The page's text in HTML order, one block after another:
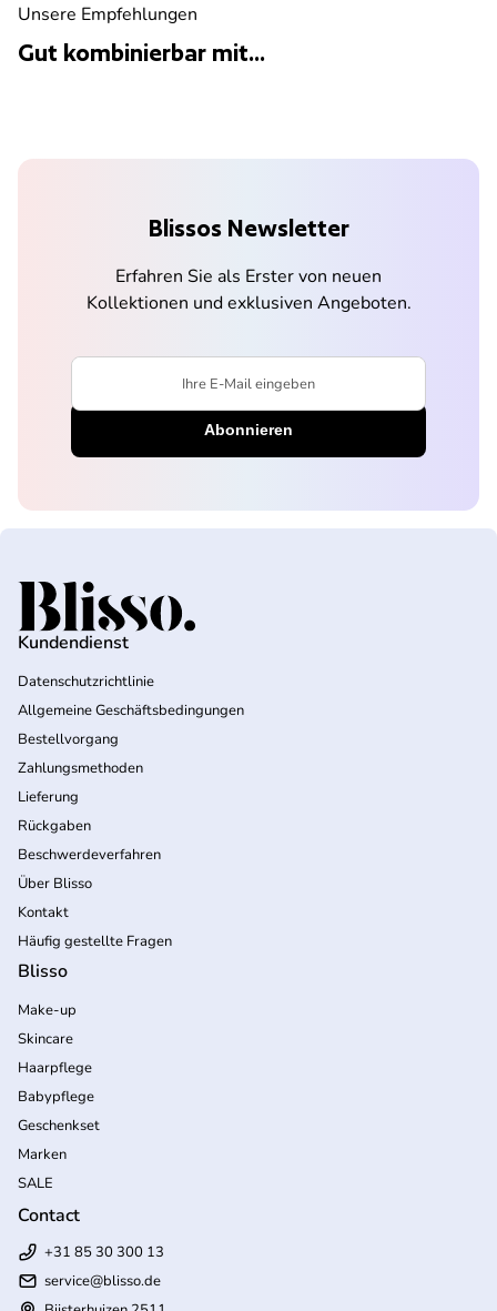
Unsere Empfehlungen
Gut kombinierbar mit...
Blissos Newsletter
Erfahren Sie als Erster von neuen
Kollektionen und exklusiven Angeboten.
Ihre E-Mail eingeben
Startseite
Kundendienst
Datenschutzrichtlinie
Allgemeine Geschäftsbedingungen
Bestellvorgang
Zahlungsmethoden
Lieferung
Rückgaben
Beschwerdeverfahren
Über Blisso
Kontakt
Häufig gestellte Fragen
Blisso
Make-up
Skincare
Haarpflege
Babypflege
Geschenkset
Marken
SALE
Contact
+31 85 30 300 13
service@blisso.de